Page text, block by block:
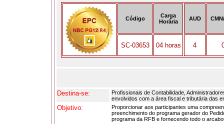
Código
Carga
Horária
AUD
SC-03653 04 horas 4
Destina-se:
Profissionais de Contabilidade,
envolvidos com a área fiscal e tributária das
Objetivo:
Proporcionar aos participantes uma
preenchimento do programa gerador do
programa da RFB e fornecendo todo o